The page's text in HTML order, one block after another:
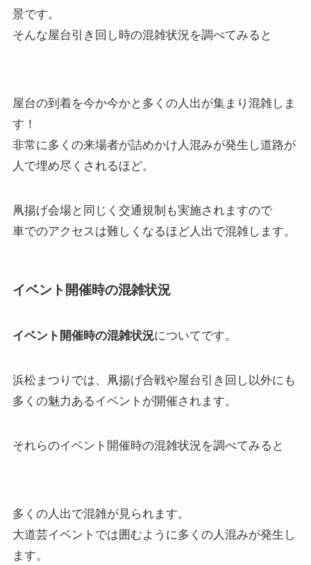
景です。
そんな屋台引き回し時の混雑状況を調べてみると
屋台の到着を今か今かと多くの人出が集まり混雑しま
す！
非常に多くの来場者が詰めかけ人混みが発生し道路が
人で埋め尽くされるほど。
凧揚げ会場と同じく交通規制も実施されますので
車でのアクセスは難しくなるほど人出で混雑します。
イベント開催時の混雑状況
イベント開催時の混雑状況についてです。
浜松まつりでは、凧揚げ合戦や屋台引き回し以外にも
多くの魅力あるイベントが開催されます。
それらのイベント開催時の混雑状況を調べてみると
多くの人出で混雑が見られます。
大道芸イベントでは囲むように多くの人混みが発生し
ます。